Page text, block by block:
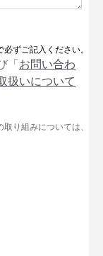
ずご記入ください。
「お問い合わ
扱いについて
り組みについては、